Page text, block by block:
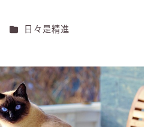
カテゴリー
日々是精進